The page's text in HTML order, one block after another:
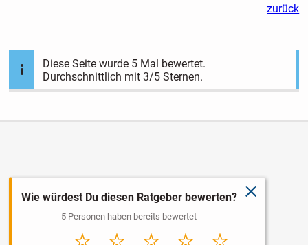
zurück
Diese Seite wurde 5 Mal bewertet.
Durchschnittlich mit3/5 Sternen.
schließen
Wie würdest Du diesen Ratgeber bewerten?
5 Personen haben bereits bewertet